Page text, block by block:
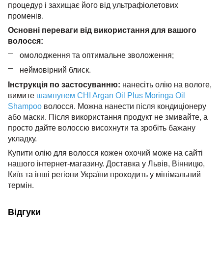
процедур і захищає його від ультрафіолетових
променів.
Основні переваги від використання для вашого
волосся:
омолодження та оптимальне зволоження;
неймовірний блиск.
Інструкція по застосуванню: нанесіть олію на вологе,
вимите шампунем CHI Argan Oil Plus Moringa Oil
Shampoo волосся. Можна нанести після кондиціонеру
або маски. Після використання продукт не змивайте, а
просто дайте волоссю висохнути та зробіть бажану
укладку.
Купити олію для волосся кожен охочий може на сайті
нашого інтернет-магазину. Доставка у Львів, Вінницю,
Київ та інші регіони України проходить у мінімальний
термін.
Відгуки